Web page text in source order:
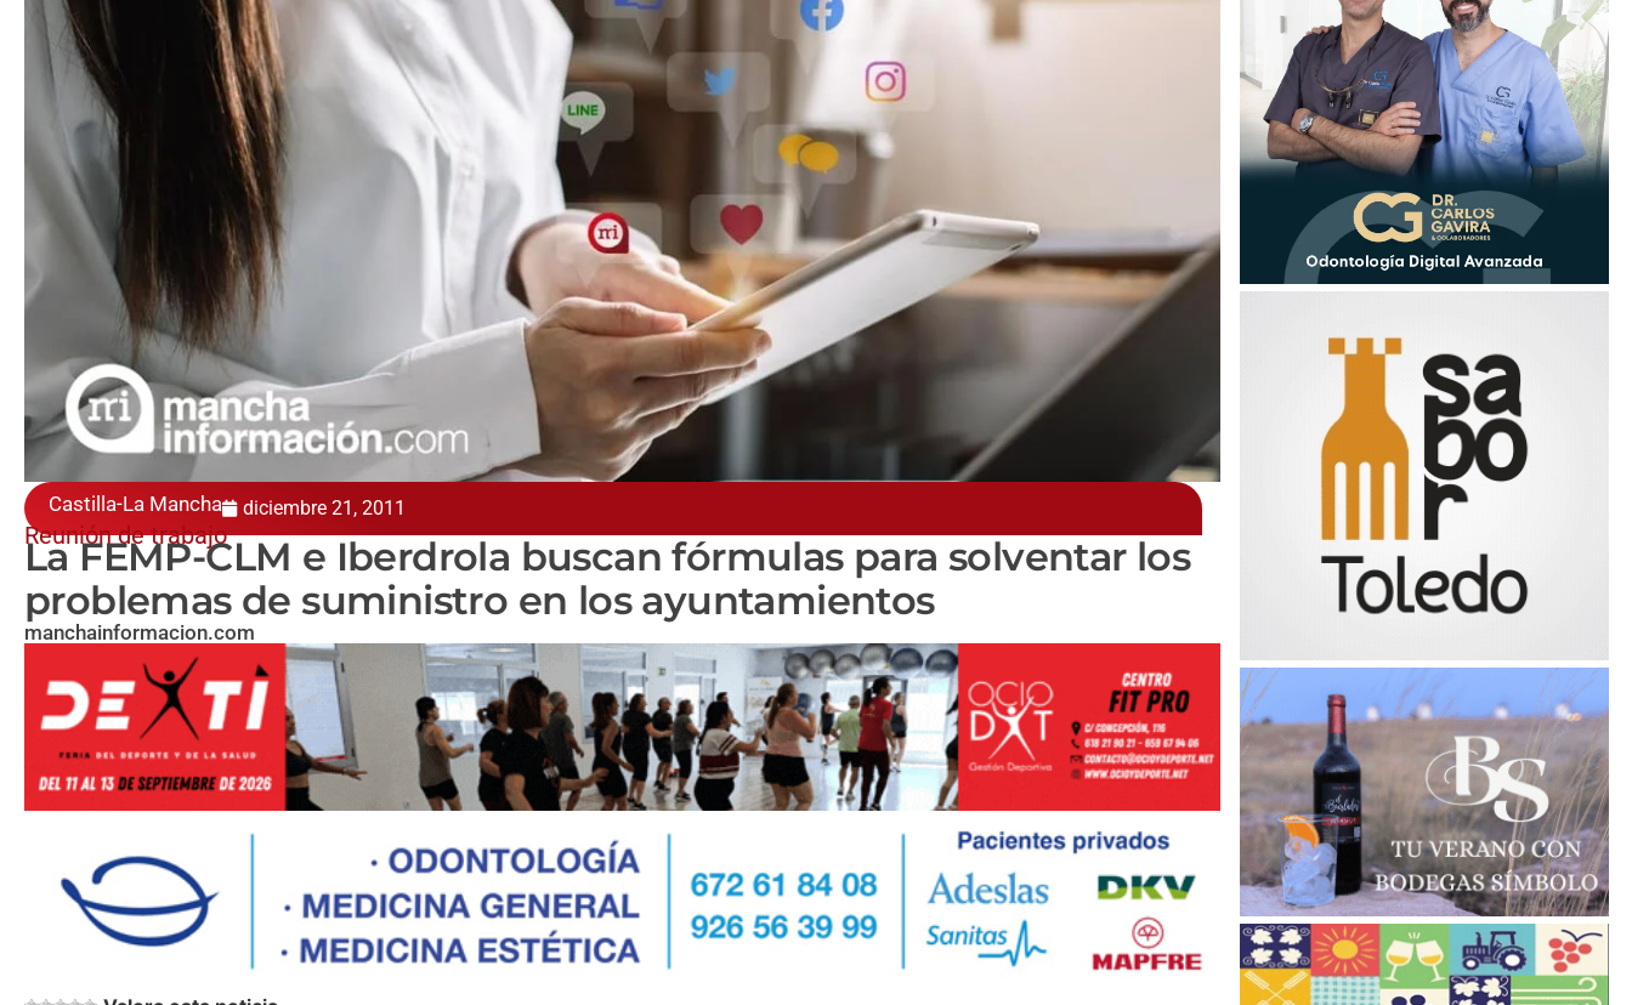
Castilla-La Mancha diciembre 21, 2011
Reunión de trabajo
La FEMP-CLM e Iberdrola buscan fórmulas para solventar los
problemas de suministro en los ayuntamientos
manchainformacion.com